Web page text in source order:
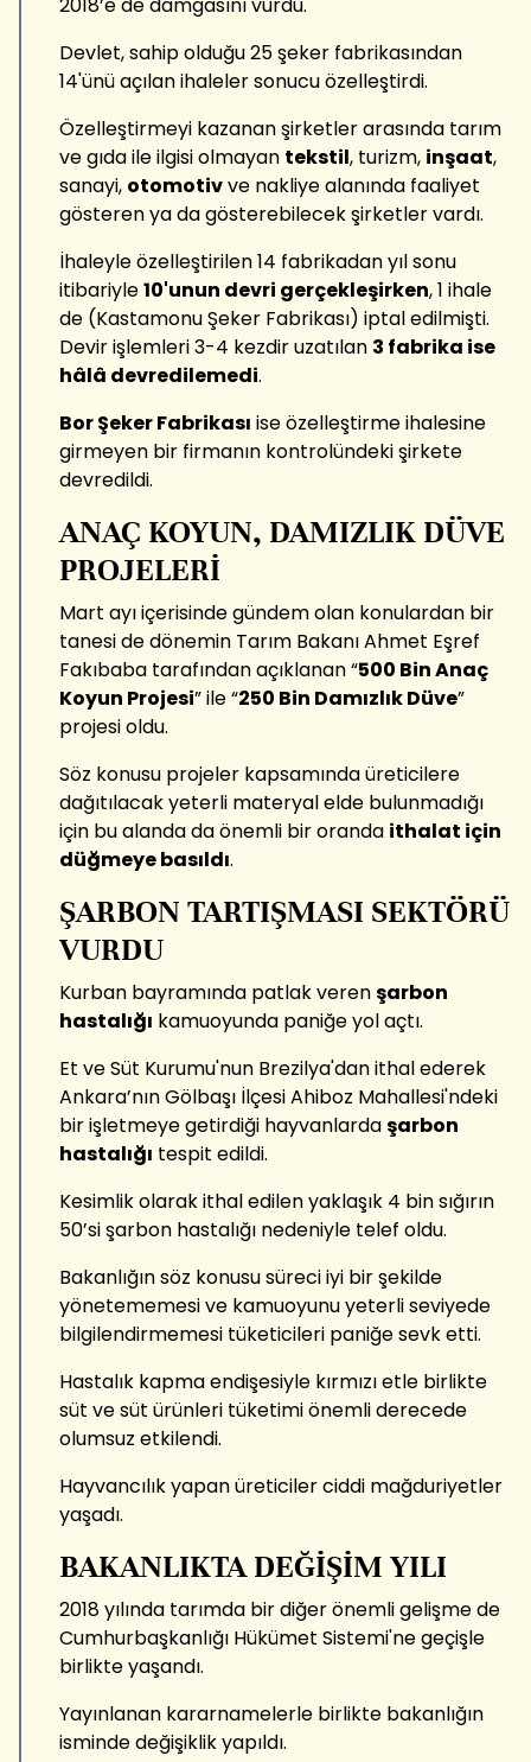
Devlet, sahip olduğu 25 şeker fabrikasından
14'ünü açılan ihaleler sonucu özelleştirdi.
Özelleştirmeyi kazanan şirketler arasında tarım
ve gıda ile ilgisi olmayan tekstil, turizm, inşaat,
sanayi, otomotivve nakliye alanında faaliyet
gösteren ya da gösterebilecek şirketler vardı.
İhaleyle özelleştirilen 14 fabrikadan yıl sonu
itibariyle10'unun devri gerçekleşirken, 1 ihale
de (Kastamonu Şeker Fabrikası) iptal edilmişti.
Devir işlemleri 3-4 kezdir uzatılan 3 fabrika ise
hâlâ devredilemedi.
Bor Şeker Fabrikası ise özelleştirme ihalesine
girmeyen bir firmanın kontrolündeki şirkete
devredildi.
ANAÇ KOYUN, DAMIZLIK DÜVE
PROJELERİ
Mart ayı içerisinde gündem olan konulardan bir
tanesi de dönemin Tarım Bakanı Ahmet Eşref
Fakıbaba tarafından açıklanan “500 Bin Anaç
Koyun Projesi” ile “250 Bin Damızlık Düve”
projesi oldu.
Söz konusu projeler kapsamında üreticilere
dağıtılacak yeterli materyal elde bulunmadığı
için bu alanda da önemli bir oranda ithalat için
düğmeye basıldı.
ŞARBON TARTIŞMASI SEKTÖRÜ
VURDU
Kurban bayramında patlak veren şarbon
hastalığı kamuoyunda paniğe yol açtı.
Et ve Süt Kurumu'nun Brezilya'dan ithal ederek
Ankara’nın Gölbaşı İlçesi Ahiboz Mahallesi'ndeki
bir işletmeye getirdiği hayvanlarda şarbon
hastalığı tespit edildi.
Kesimlik olarak ithal edilen yaklaşık 4 bin sığırın
50’si şarbon hastalığı nedeniyle telef oldu.
Bakanlığın söz konusu süreci iyi bir şekilde
yönetememesi ve kamuoyunu yeterli seviyede
bilgilendirmemesi tüketicileri paniğe sevk etti.
Hastalık kapma endişesiyle kırmızı etle birlikte
süt ve süt ürünleri tüketimi önemli derecede
olumsuz etkilendi.
Hayvancılık yapan üreticiler ciddi mağduriyetler
yaşadı.
BAKANLIKTA DEĞİŞİM YILI
2018 yılında tarımda bir diğer önemli gelişme de
Cumhurbaşkanlığı Hükümet Sistemi'ne geçişle
birlikte yaşandı.
Yayınlanan kararnamelerle birlikte bakanlığın
isminde değişiklik yapıldı.